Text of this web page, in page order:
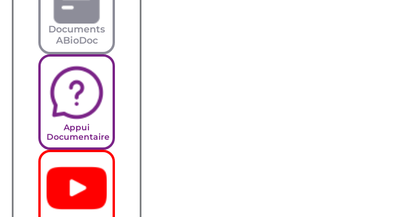
Documents
ABioDoc
Appui
Documentaire